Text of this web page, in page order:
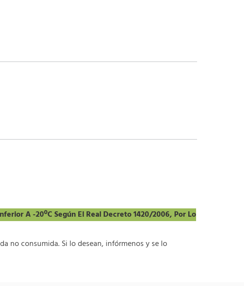
A -20ºC Según El Real Decreto 1420/2006, Por Lo
no consumida. Si lo desean, infórmenos y se lo